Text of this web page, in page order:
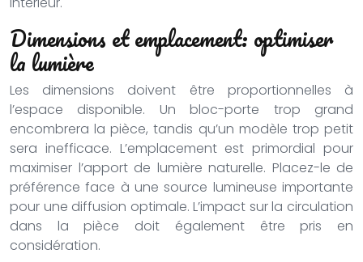
Dimensions et emplacement: optimiser
la lumière
Les dimensions doivent être proportionnelles à
l’espace disponible. Un bloc-porte trop grand
encombrera la pièce, tandis qu’un modèle trop petit
sera inefficace. L’emplacement est primordial pour
maximiser l’apport de lumière naturelle. Placez-le de
préférence face à une source lumineuse importante
pour une diffusion optimale. L’impact sur la circulation
dans la pièce doit également être pris en
considération.